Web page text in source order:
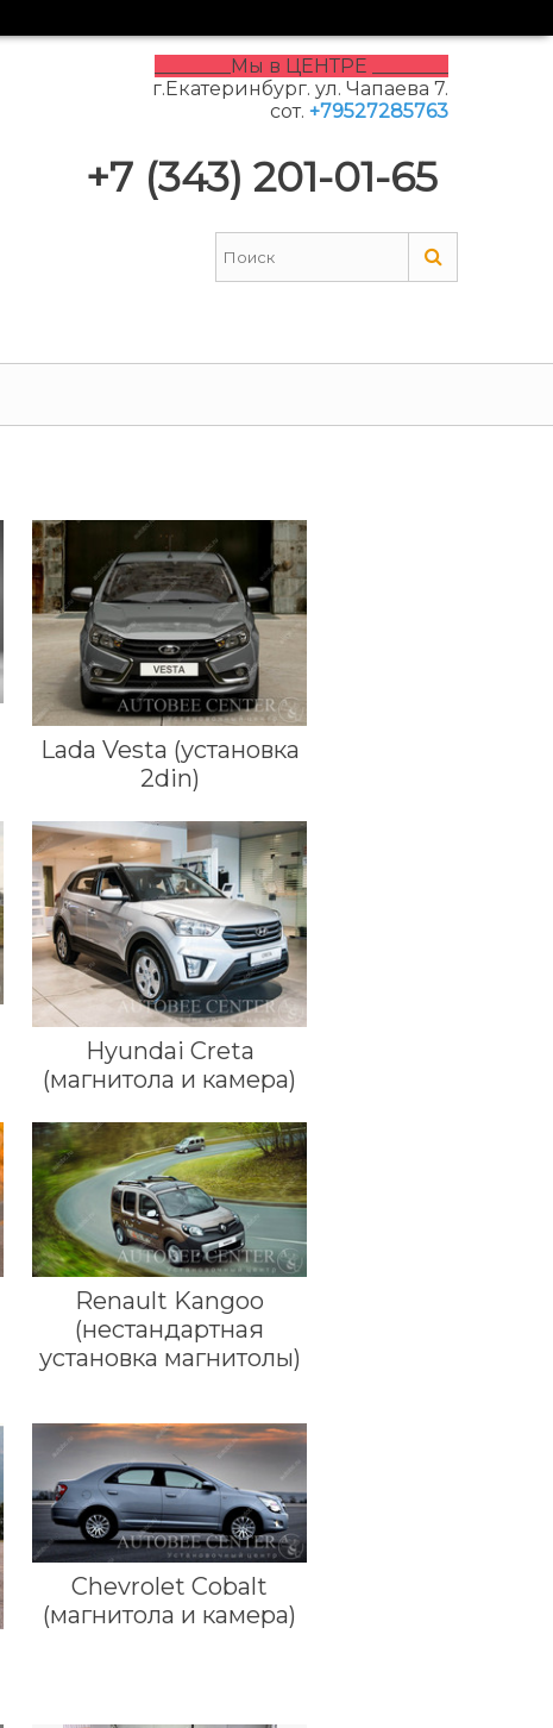
________Мы в ЦЕНТРЕ ________
г.Екатеринбург. ул. Чапаева 7.
сот. +79527285763
+7 (343) 201-01-65
Lada Vesta (установка
2din)
Hyundai Creta
(магнитола и камера)
Renault Kangoo
(нестандартная
установка магнитолы)
Chevrolet Cobalt
(магнитола и камера)